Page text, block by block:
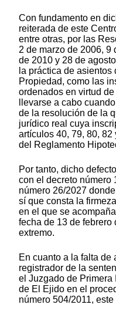
Con fundamento en
reiterada de este
entre otras, por las
2 de marzo de 2006,
de 2010 y 28 de
la práctica de
Propiedad, como las
ordenados en virtud
llevarse a cabo
de la resolución de la
jurídico real cuya
artículos 40, 79, 80,
del Reglamento
Por tanto, dicho
con el decreto número
número 26/2027
sí que consta la
en el que se
fecha de 13 de
extremo.
En cuanto a la falta de
registrador de la
el Juzgado de Primera
de El Ejido en el
número 504/2011,